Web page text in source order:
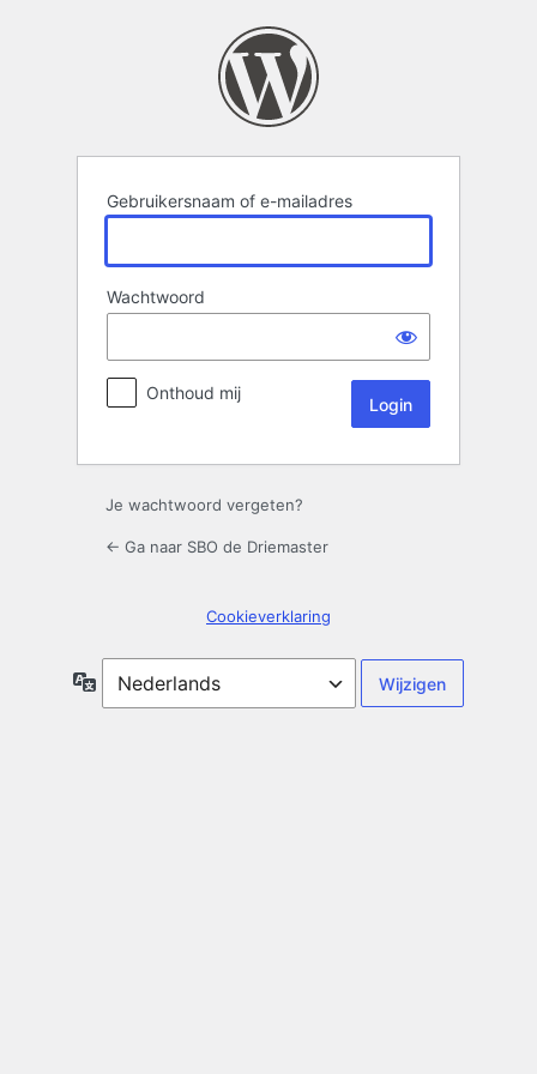
Gebruikersnaam of e-mailadres
Wachtwoord
Onthoud mij
Je wachtwoord vergeten?
← Ga naar SBO de Driemaster
Cookieverklaring
Taal